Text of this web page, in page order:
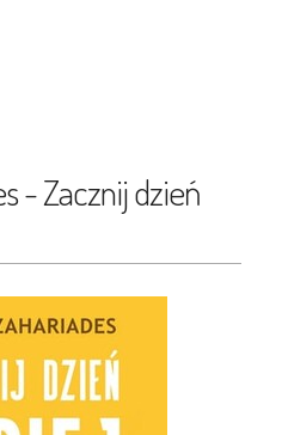
- Zacznij dzień